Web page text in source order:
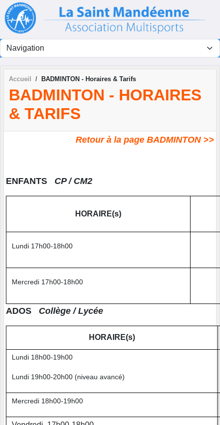
Accueil BADMINTON - Horaires & Tarifs
BADMINTON - HORAIRES
& TARIFS
Retour à la page BADMINTON >>
ENFANTS CP / CM2
HORAIRE(s)
Lundi 17h00-18h00
Mercredi 17h00-18h00
ADOS Collège / Lycée
HORAIRE(s)
Lundi 18h00-19h00
Lundi 19h00-20h00 (niveau avancé)
Mercredi 18h00-19h00
Panneau de gestion des cookies